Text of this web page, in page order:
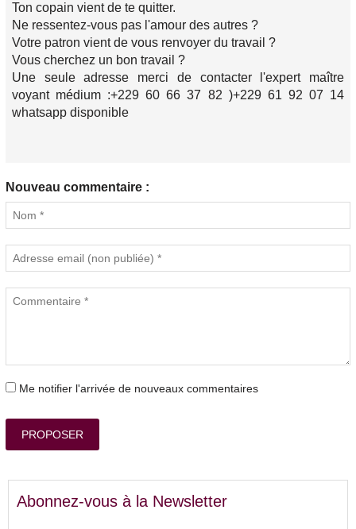
Ton copain vient de te quitter.
Ne ressentez-vous pas l'amour des autres ?
Votre patron vient de vous renvoyer du travail ?
Vous cherchez un bon travail ?
Une seule adresse merci de contacter l'expert maître
voyant médium :+229 60 66 37 82 )+229 61 92 07 14
whatsapp disponible
Nouveau commentaire :
Me notifier l'arrivée de nouveaux commentaires
PROPOSER
Abonnez-vous à la Newsletter